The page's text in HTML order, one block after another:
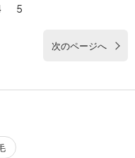
5
次のページへ